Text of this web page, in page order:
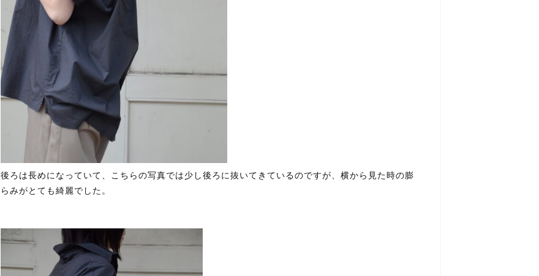
後ろは長めになっていて、こちらの写真では少し後ろに抜いてきているのですが、横から見た時の膨
らみがとても綺麗でした。